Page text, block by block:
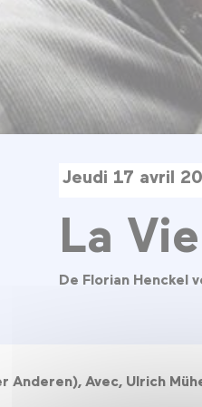
Jeudi 17 avril
La
De Florian Henckel
Anderen), Avec, Ulrich